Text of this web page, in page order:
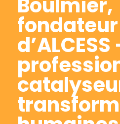
fondateur